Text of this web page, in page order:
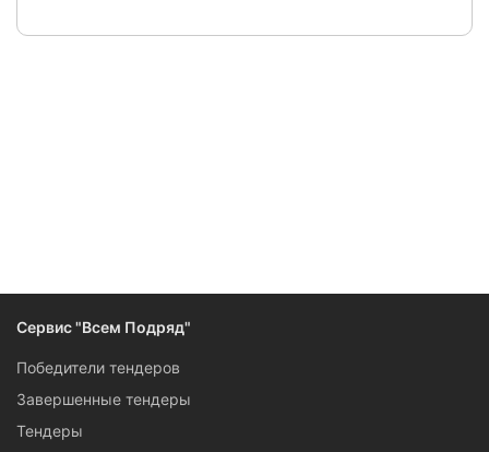
Сервис "Всем Подряд"
Победители тендеров
Завершенные тендеры
Тендеры